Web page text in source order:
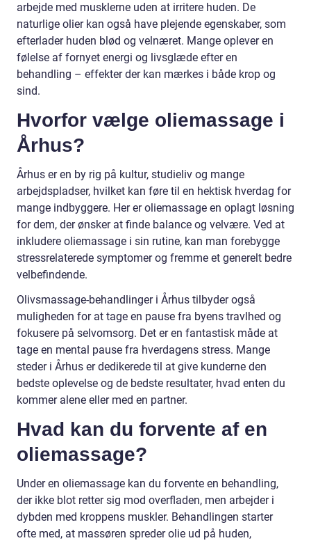
arbejde med musklerne uden at irritere huden. De
naturlige olier kan også have plejende egenskaber, som
efterlader huden blød og velnæret. Mange oplever en
følelse af fornyet energi og livsglæde efter en
behandling – effekter der kan mærkes i både krop og
sind.
Hvorfor vælge oliemassage i
Århus?
Århus er en by rig på kultur, studieliv og mange
arbejdspladser, hvilket kan føre til en hektisk hverdag for
mange indbyggere. Her er oliemassage en oplagt løsning
for dem, der ønsker at finde balance og velvære. Ved at
inkludere oliemassage i sin rutine, kan man forebygge
stressrelaterede symptomer og fremme et generelt bedre
velbefindende.
Olivsmassage-behandlinger i Århus tilbyder også
muligheden for at tage en pause fra byens travlhed og
fokusere på selvomsorg. Det er en fantastisk måde at
tage en mental pause fra hverdagens stress. Mange
steder i Århus er dedikerede til at give kunderne den
bedste oplevelse og de bedste resultater, hvad enten du
kommer alene eller med en partner.
Hvad kan du forvente af en
oliemassage?
Under en oliemassage kan du forvente en behandling,
der ikke blot retter sig mod overfladen, men arbejder i
dybden med kroppens muskler. Behandlingen starter
ofte med, at massøren spreder olie ud på huden,